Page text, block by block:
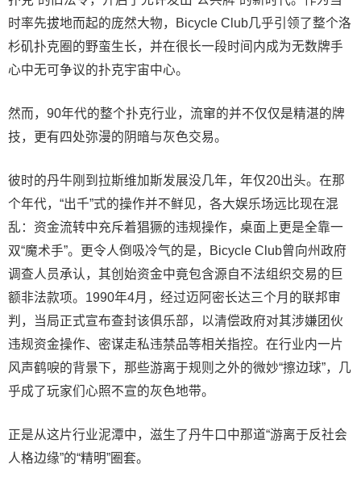
时率先拔地而起的庞然大物，Bicycle Club几乎引领了整个洛
杉矶扑克圈的野蛮生长，并在很长一段时间内成为无数牌手
心中无可争议的扑克宇宙中心。
然而，90年代的整个扑克行业，流窜的并不仅仅是精湛的牌
技，更有四处弥漫的阴暗与灰色交易。
彼时的丹牛刚到拉斯维加斯发展没几年，年仅20出头。在那
个年代，“出千”式的操作并不鲜见，各大娱乐场远比现在混
乱：资金流转中充斥着猖獗的违规操作，桌面上更是全靠一
双“魔术手”。更令人倒吸冷气的是，Bicycle Club曾向州政府
调查人员承认，其创始资金中竟包含源自不法组织交易的巨
额非法款项。1990年4月，经过迈阿密长达三个月的联邦审
判，当局正式宣布查封该俱乐部，以清偿政府对其涉嫌团伙
违规资金操作、密谋走私违禁品等相关指控。在行业内一片
风声鹤唳的背景下，那些游离于规则之外的微妙“擦边球”，几
乎成了玩家们心照不宣的灰色地带。
正是从这片行业泥潭中，滋生了丹牛口中那道“游离于反社会
人格边缘”的“精明”圈套。